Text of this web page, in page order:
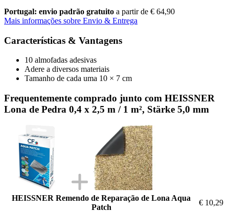
Portugal: envio padrão gratuito a partir de € 64,90
Mais informações sobre Envio & Entrega
Características & Vantagens
10 almofadas adesivas
Adere a diversos materiais
Tamanho de cada uma 10 × 7 cm
Frequentemente comprado junto com HEISSNER
Lona de Pedra 0,4 x 2,5 m / 1 m², Stärke 5,0 mm
HEISSNER Remendo de Reparação de Lona Aqua
Patch
€ 10,29